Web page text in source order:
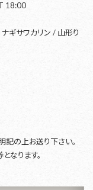
18:00
ギサワカリン / 山形り
の上お送り下さい。
ります。